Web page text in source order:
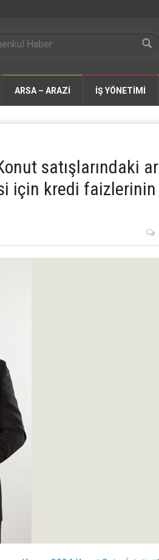
ARSA – ARAZİ İŞ YÖNETİMİ
satışlarındaki
için kredi faizlerinin